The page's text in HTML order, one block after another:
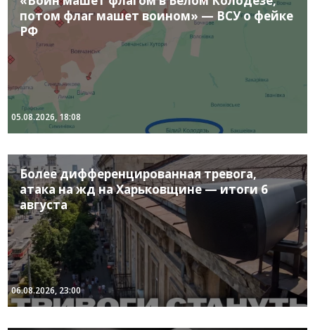
потом флаг машет воином» — ВСУ о фейке
РФ
05.08.2026, 18:08
Более дифференцированная тревога,
атака на жд на Харьковщине — итоги 6
августа
06.08.2026, 23:00